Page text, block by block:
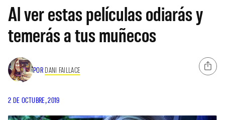
Al ver estas películas odiarás y
temerás a tus muñecos
POR DANI FAILLACE
2 DE OCTUBRE, 2019